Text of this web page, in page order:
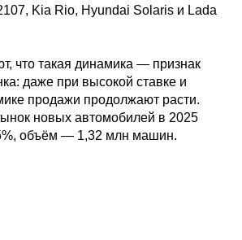
Kia Rio, Hyundai Solaris и Lada
что такая динамика — признак
даже при высокой ставке и
продажи продолжают расти.
новых автомобилей в 2025
объём — 1,32 млн машин.